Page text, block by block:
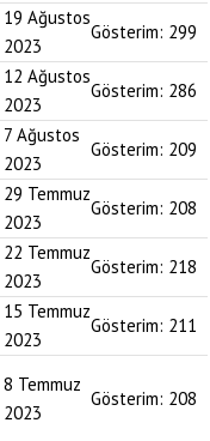
19 Ağustos
2023
Gösterim: 299
12 Ağustos
2023
Gösterim: 286
7 Ağustos
2023
Gösterim: 209
29 Temmuz
2023
Gösterim: 208
22 Temmuz
2023
Gösterim: 218
15 Temmuz
2023
Gösterim: 211
8 Temmuz
2023
Gösterim: 208